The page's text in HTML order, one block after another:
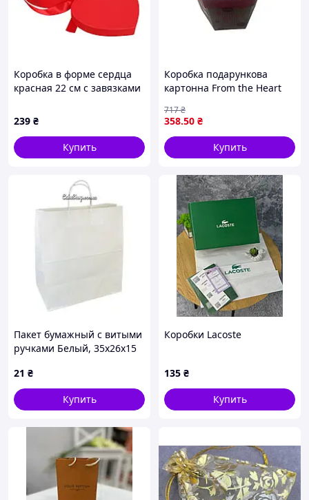
Коробка в форме сердца
красная 22 см с завязками
239 ₴
Купить
Коробка подарункова
картонна From the Heart
стильна та міцна
358.50 ₴
717₴
Купить
Пакет бумажный с витыми
ручками Белый, 35х26х15
21 ₴
Купить
Коробки Lacoste
135 ₴
Купить